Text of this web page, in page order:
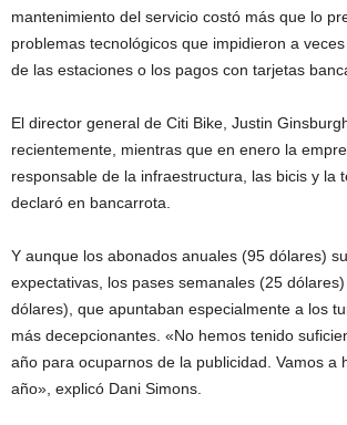
mantenimiento del servicio costó más que lo
problemas tecnológicos que impidieron a
de las estaciones o los pagos con tarjetas
El director general de Citi Bike, Justin
recientemente, mientras que en enero la
responsable de la infraestructura, las bicis y la
declaró en bancarrota.
Y aunque los abonados anuales (95 dólares)
expectativas, los pases semanales (25
dólares), que apuntaban especialmente a los
más decepcionantes. «No hemos tenido
año para ocuparnos de la publicidad. Vamos a
año», explicó Dani Simons.